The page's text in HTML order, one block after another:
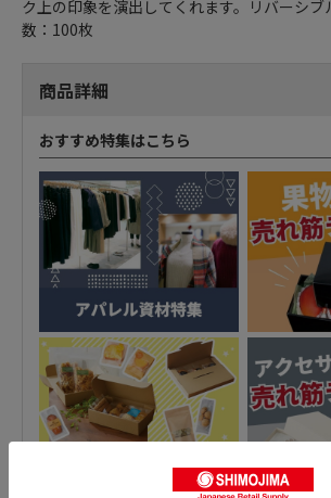
ク上の印象を演出してくれます。リバーシ
数：100枚
商品詳細
おすすめ特集はこちら